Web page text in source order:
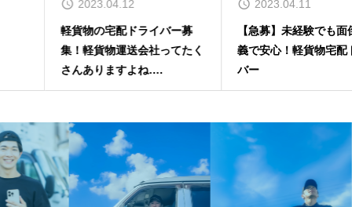
2023.04.12
軽貨物の宅配ドライバー募
集！軽貨物運送会社ってたく
さんありますよね….
2023.04.11
【急募】未経験でも面倒見主
義で安心！軽貨物宅配ドライ